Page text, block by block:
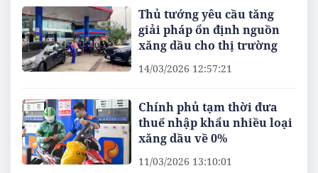
Thủ tướng yêu cầu tăng
giải pháp ổn định nguồn
xăng dầu cho thị trường
14/03/2026 12:57:21
Chính phủ tạm thời đưa
thuế nhập khẩu nhiều loại
xăng dầu về 0%
11/03/2026 13:10:01